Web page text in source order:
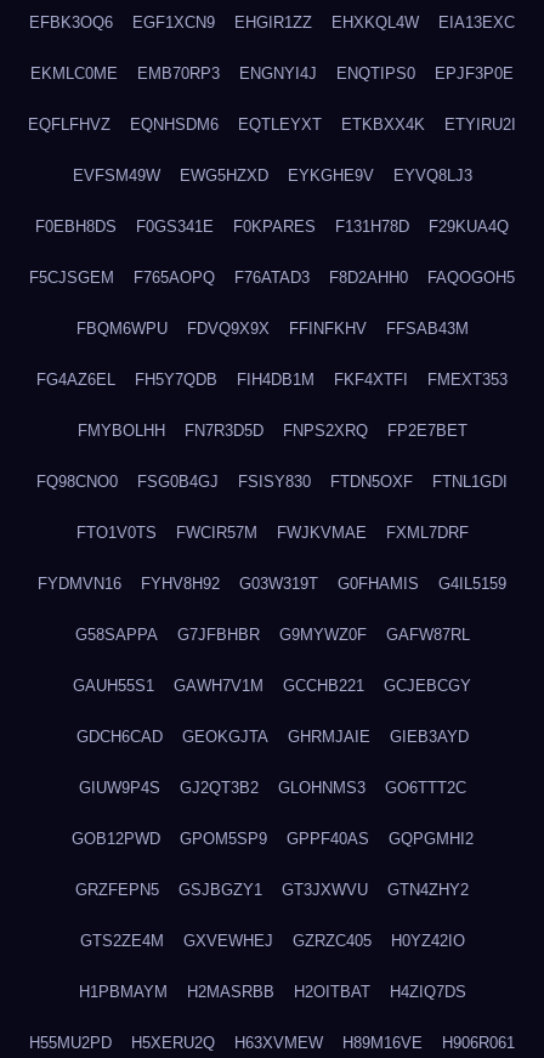
EFBK3OQ6 EGF1XCN9 EHGIR1ZZ EHXKQL4W EIA13EXC
EKMLC0ME EMB70RP3 ENGNYI4J ENQTIPS0 EPJF3P0E
EQFLFHVZ EQNHSDM6 EQTLEYXT ETKBXX4K ETYIRU2I
EVFSM49W EWG5HZXD EYKGHE9V EYVQ8LJ3
F0EBH8DS F0GS341E F0KPARES F131H78D F29KUA4Q
F5CJSGEM F765AOPQ F76ATAD3 F8D2AHH0 FAQOGOH5
FBQM6WPU FDVQ9X9X FFINFKHV FFSAB43M
FG4AZ6EL FH5Y7QDB FIH4DB1M FKF4XTFI FMEXT353
FMYBOLHH FN7R3D5D FNPS2XRQ FP2E7BET
FQ98CNO0 FSG0B4GJ FSISY830 FTDN5OXF FTNL1GDI
FTO1V0TS FWCIR57M FWJKVMAE FXML7DRF
FYDMVN16 FYHV8H92 G03W319T G0FHAMIS G4IL5159
G58SAPPA G7JFBHBR G9MYWZ0F GAFW87RL
GAUH55S1 GAWH7V1M GCCHB221 GCJEBCGY
GDCH6CAD GEOKGJTA GHRMJAIE GIEB3AYD
GIUW9P4S GJ2QT3B2 GLOHNMS3 GO6TTT2C
GOB12PWD GPOM5SP9 GPPF40AS GQPGMHI2
GRZFEPN5 GSJBGZY1 GT3JXWVU GTN4ZHY2
GTS2ZE4M GXVEWHEJ GZRZC405 H0YZ42IO
H1PBMAYM H2MASRBB H2OITBAT H4ZIQ7DS
H55MU2PD H5XERU2Q H63XVMEW H89M16VE H906R061